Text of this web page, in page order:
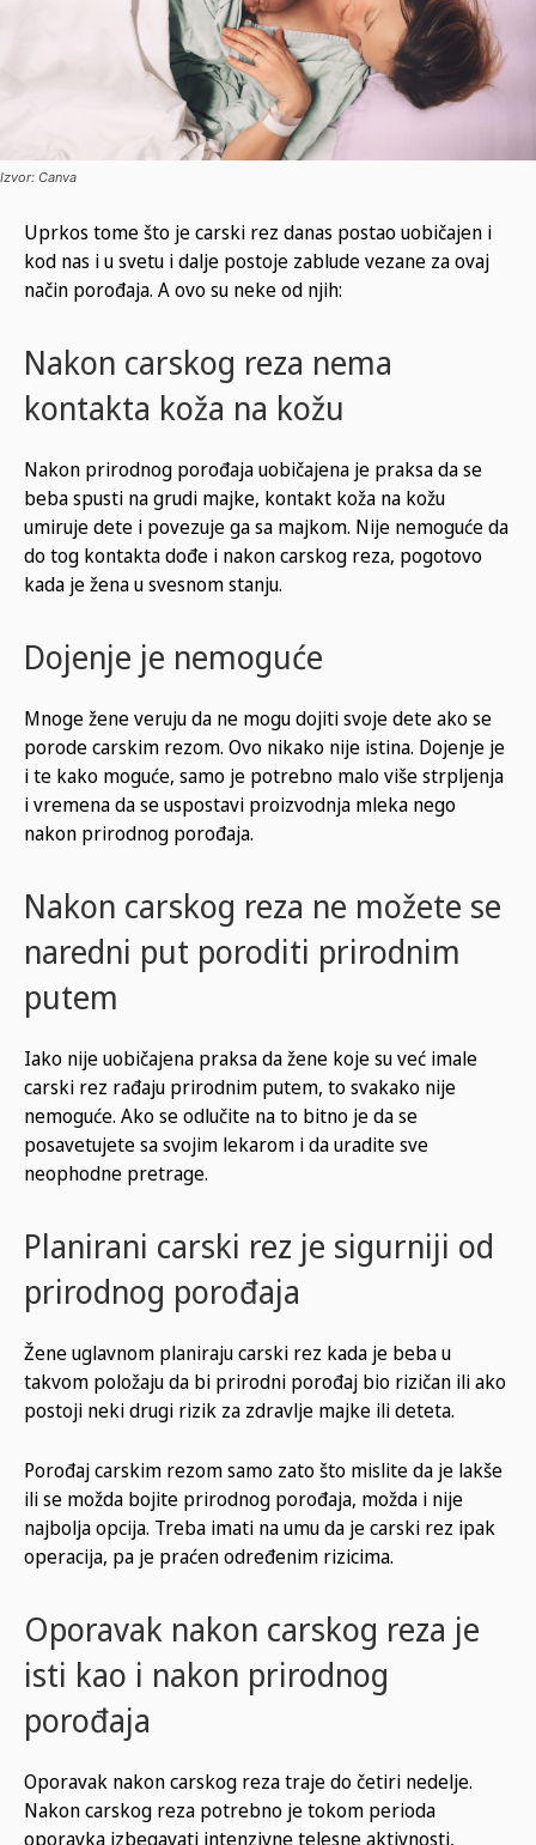
Izvor: Canva
Uprkos tome što je carski rez danas postao uobičajen i
kod nas i u svetu i dalje postoje zablude vezane za ovaj
način porođaja. A ovo su neke od njih:
Nakon carskog reza nema
kontakta koža na kožu
Nakon prirodnog porođaja uobičajena je praksa da se
beba spusti na grudi majke, kontakt koža na kožu
umiruje dete i povezuje ga sa majkom. Nije nemoguće da
do tog kontakta dođe i nakon carskog reza, pogotovo
kada je žena u svesnom stanju.
Dojenje je nemoguće
Mnoge žene veruju da ne mogu dojiti svoje dete ako se
porode carskim rezom. Ovo nikako nije istina. Dojenje je
i te kako moguće, samo je potrebno malo više strpljenja
i vremena da se uspostavi proizvodnja mleka nego
nakon prirodnog porođaja.
Nakon carskog reza ne možete se
naredni put poroditi prirodnim
putem
Iako nije uobičajena praksa da žene koje su već imale
carski rez rađaju prirodnim putem, to svakako nije
nemoguće. Ako se odlučite na to bitno je da se
posavetujete sa svojim lekarom i da uradite sve
neophodne pretrage.
Planirani carski rez je sigurniji od
prirodnog porođaja
Žene uglavnom planiraju carski rez kada je beba u
takvom položaju da bi prirodni porođaj bio rizičan ili ako
postoji neki drugi rizik za zdravlje majke ili deteta.
Porođaj carskim rezom samo zato što mislite da je lakše
ili se možda bojite prirodnog porođaja, možda i nije
najbolja opcija. Treba imati na umu da je carski rez ipak
operacija, pa je praćen određenim rizicima.
Oporavak nakon carskog reza je
isti kao i nakon prirodnog
porođaja
Oporavak nakon carskog reza traje do četiri nedelje.
Nakon carskog reza potrebno je tokom perioda
oporavka izbegavati intenzivne telesne aktivnosti,